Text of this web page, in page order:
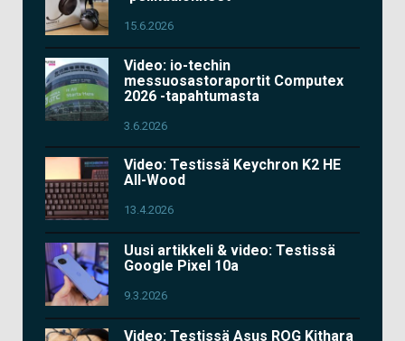
15.6.2026
Video: io-techin
messuosastoraportit Computex
2026 -tapahtumasta
3.6.2026
Video: Testissä Keychron K2 HE
All-Wood
13.4.2026
Uusi artikkeli & video: Testissä
Google Pixel 10a
9.3.2026
Video: Testissä Asus ROG Kithara